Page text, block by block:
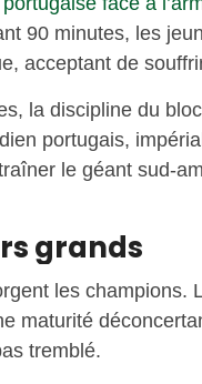
90 minutes, les
acceptant de
la discipline du
portugais,
le géant sud-
grands
les champions.
maturité
tremblé.